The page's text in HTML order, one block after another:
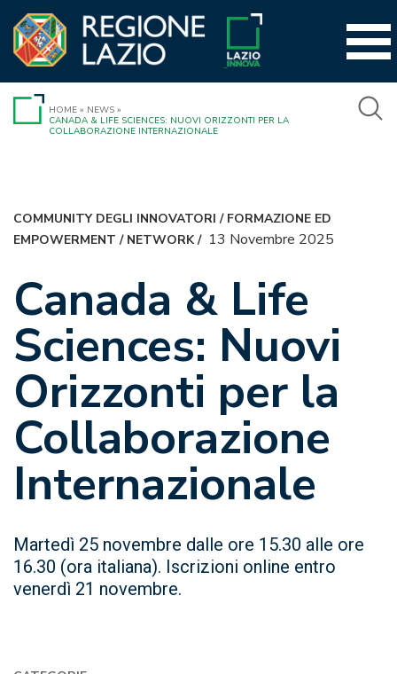
contenuto
HOME » NEWS »
CANADA & LIFE SCIENCES: NUOVI ORIZZONTI PER LA
COLLABORAZIONE INTERNAZIONALE
COMMUNITY DEGLI INNOVATORI / FORMAZIONE ED
EMPOWERMENT / NETWORK/ 13 Novembre 2025
Canada & Life
Sciences: Nuovi
Orizzonti per la
Collaborazione
Internazionale
Martedì 25 novembre dalle ore 15.30 alle ore
16.30 (ora italiana). Iscrizioni online entro
venerdì 21 novembre.